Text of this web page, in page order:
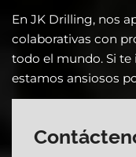
En JK Drilling, nos
colaborativas con
todo el mundo. Si
estamos ansiosos